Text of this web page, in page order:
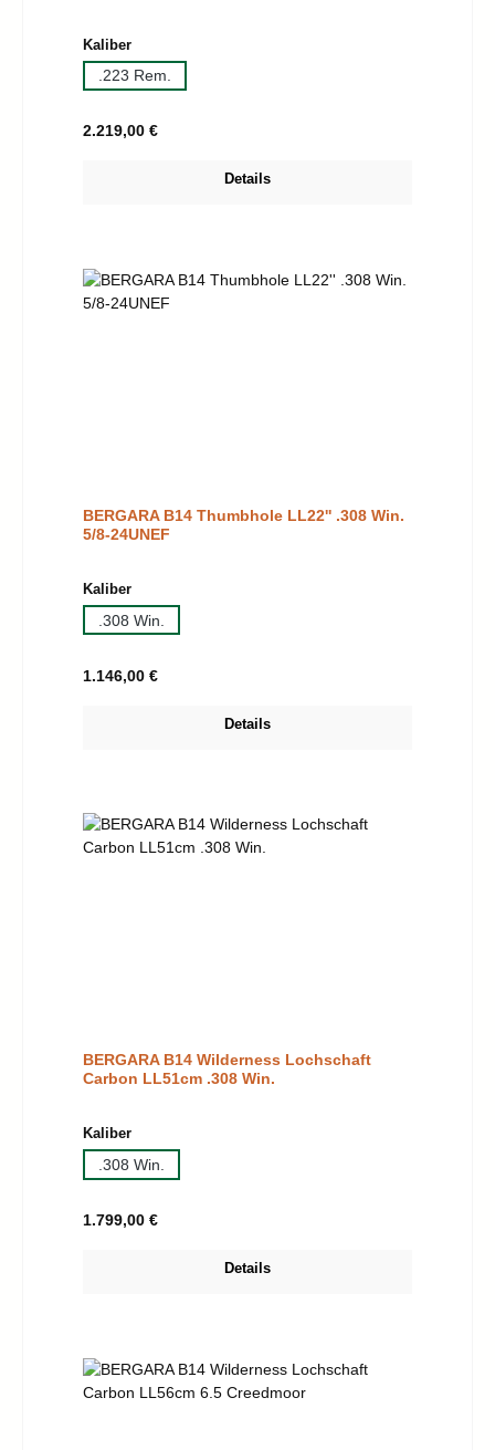
Kaliberauswählen
.223 Rem.
Regulärer Preis:
2.219,00 €
Details
BERGARA B14 Thumbhole LL22'' .308 Win.
5/8-24UNEF
Kaliberauswählen
.308 Win.
Regulärer Preis:
1.146,00 €
Details
BERGARA B14 Wilderness Lochschaft
Carbon LL51cm .308 Win.
Kaliberauswählen
.308 Win.
Regulärer Preis:
1.799,00 €
Details